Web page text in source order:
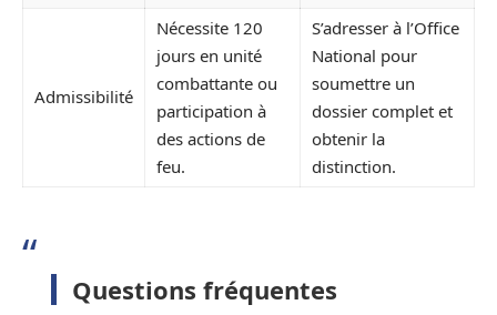
Admissibilité
Nécessite 120
jours en unité
combattante ou
participation à
des actions de
feu.
S’adresser à l’Office
National pour
soumettre un
dossier complet et
obtenir la
distinction.
Questions fréquentes